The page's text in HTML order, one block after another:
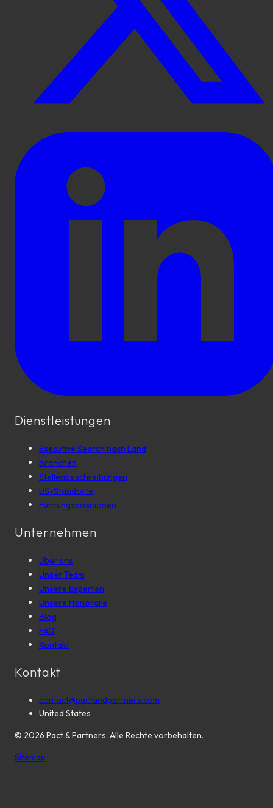
Dienstleistungen
Executive Search nach Land
Branchen
Stellenbeschreibungen
US-Standorte
Führungspositionen
Unternehmen
Über uns
Unser Team
Unsere Experten
Unsere Honorare
Blog
FAQ
Kontakt
Kontakt
contact@pactandpartners.com
United States
© 2026 Pact & Partners. Alle Rechte vorbehalten.
Sitemap